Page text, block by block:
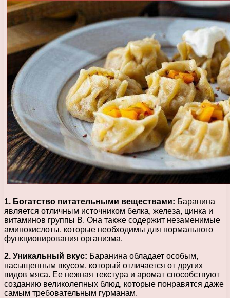
1. Богатство питательными веществами: Баранина
является отличным источником белка, железа, цинка и
витаминов группы В. Она также содержит незаменимые
аминокислоты, которые необходимы для нормального
функционирования организма.
2. Уникальный вкус: Баранина обладает особым,
насыщенным вкусом, который отличается от других
видов мяса. Ее нежная текстура и аромат способствуют
созданию великолепных блюд, которые понравятся даже
самым требовательным гурманам.